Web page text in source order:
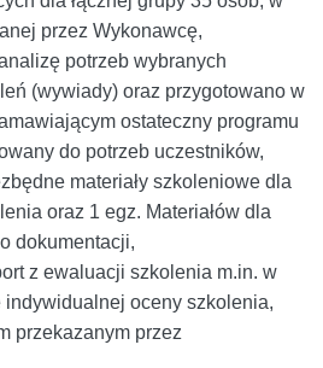
przez Wykonawcę,
potrzeb wybranych
(wywiady) oraz przygotowano w
ostateczny programu
do potrzeb uczestników,
materiały szkoleniowe dla
oraz 1 egz. Materiałów dla
dokumentacji,
z ewaluacji szkolenia m.in. w
indywidualnej oceny szkolenia,
przekazanym przez